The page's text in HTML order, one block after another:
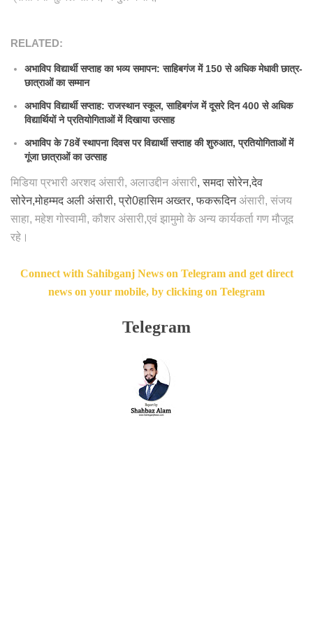
RELATED:
अभाविप विद्यार्थी सप्ताह का भव्य समापन: साहिबगंज में 150 से अधिक मेधावी छात्र-
छात्राओं का सम्मान
अभाविप विद्यार्थी सप्ताह: राजस्थान स्कूल, साहिबगंज में दूसरे दिन 400 से अधिक
विद्यार्थियों ने प्रतियोगिताओं में दिखाया उत्साह
अभाविप के 78वें स्थापना दिवस पर विद्यार्थी सप्ताह की शुरुआत, प्रतियोगिताओं में
गूंजा छात्राओं का उत्साह
मिडिया प्रभारी अरशद अंसारी, अलाउद्दीन अंसारी, समदा सोरेन,देव
सोरेन,मोहम्मद अली अंसारी, प्रो0हासिम अख्तर, फकरूदिनअंसारी, संजय
साहा, महेश गोस्वामी, कौशर अंसारी,एवं झामुमो के अन्य कार्यकर्ता गण मौजूद
रहे।
Connect with Sahibganj News on Telegram and get direct
news on your mobile, by clicking on Telegram
Telegram